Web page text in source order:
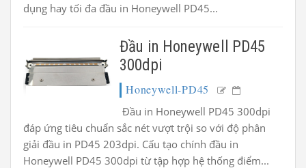
dụng hay tối đa đầu in Honeywell PD45...
Đầu in Honeywell PD45
300dpi
Honeywell-PD45
Đầu in Honeywell PD45 300dpi
đáp ứng tiêu chuẩn sắc nét vượt trội so với độ phân
giải đầu in PD45 203dpi. Cấu tạo chính đầu in
Honeywell PD45 300dpi từ tập hợp hệ thống điểm...